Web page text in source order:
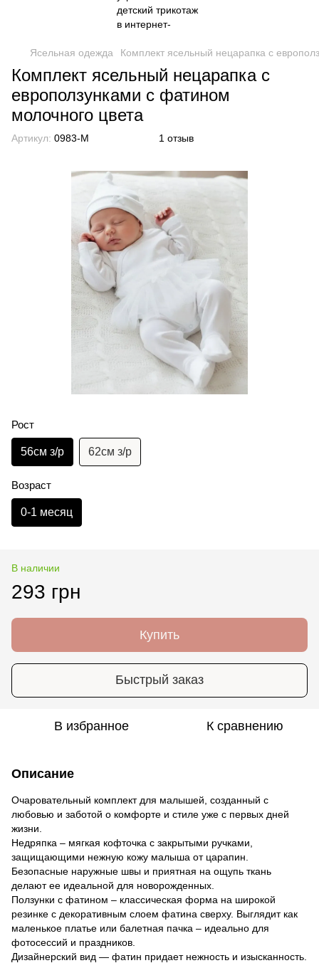
Ясельная одежда Комплект ясельный нецарапка с
Комплект ясельный нецарапка с
евроползунками с фатином
молочного цвета
Артикул: 0983-M 1 отзыв
Рост
56см з/р 62см з/р
Возраст
0-1 месяц
В наличии
293 грн
Купить
Быстрый заказ
В избранное К сравнению
Описание
Очаровательный комплект для малышей, созданный с
любовью и заботой о комфорте и стиле уже с первых дней
жизни.
Недряпка – мягкая кофточка с закрытыми ручками,
защищающими нежную кожу малыша от царапин.
Безопасные наружные швы и приятная на ощупь ткань
делают ее идеальной для новорожденных.
Ползунки с фатином – классическая форма на широкой
резинке с декоративным слоем фатина сверху. Выглядит как
маленькое платье или балетная пачка – идеально для
фотосессий и праздников.
Дизайнерский вид — фатин придает нежность и изысканность.